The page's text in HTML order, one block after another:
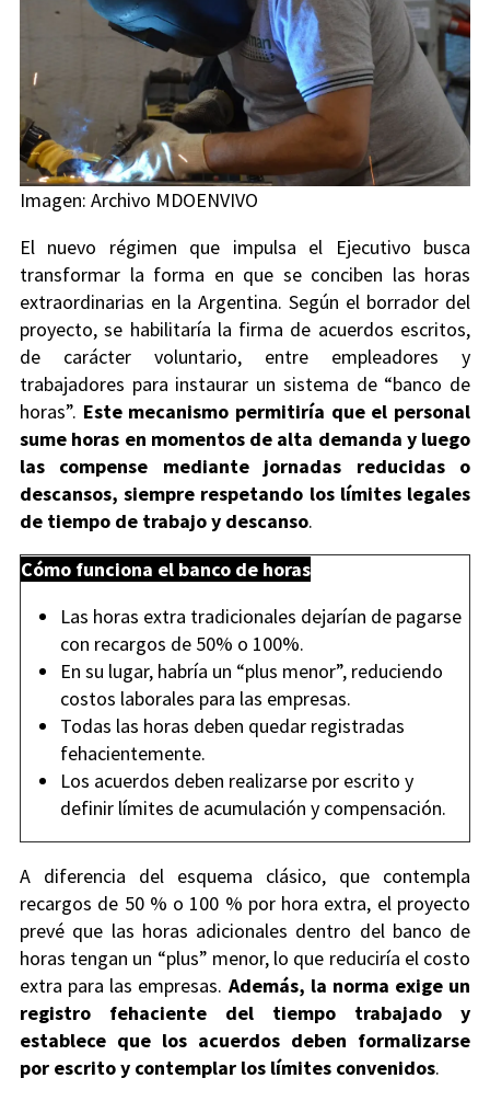
Imagen: Archivo MDOENVIVO
El nuevo régimen que impulsa el Ejecutivo busca
transformar la forma en que se conciben las horas
extraordinarias en la Argentina. Según el borrador del
proyecto, se habilitaría la firma de acuerdos escritos,
de carácter voluntario, entre empleadores y
trabajadores para instaurar un sistema de “banco de
horas”. Este mecanismo permitiría que el personal
sume horas en momentos de alta demanda y luego
las compense mediante jornadas reducidas o
descansos, siempre respetando los límites legales
de tiempo de trabajo y descanso.
Cómo funciona el banco de horas
Las horas extra tradicionales dejarían de pagarse
con recargos de 50% o 100%.
En su lugar, habría un “plus menor”, reduciendo
costos laborales para las empresas.
Todas las horas deben quedar registradas
fehacientemente.
Los acuerdos deben realizarse por escrito y
definir límites de acumulación y compensación.
A diferencia del esquema clásico, que contempla
recargos de 50 % o 100 % por hora extra, el proyecto
prevé que las horas adicionales dentro del banco de
horas tengan un “plus” menor, lo que reduciría el costo
extra para las empresas. Además, la norma exige un
registro fehaciente del tiempo trabajado y
establece que los acuerdos deben formalizarse
por escrito y contemplar los límites convenidos.